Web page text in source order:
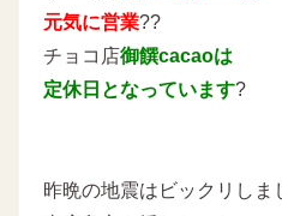
元気に営業??
チョコ店御饌cacaoは
定休日となっています?
昨晩の地震はビックリしま